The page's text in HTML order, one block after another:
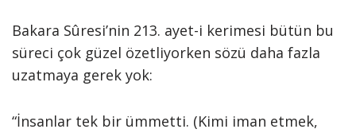
Bakara Sûresi’nin 213. ayet-i kerimesi bütün bu
süreci çok güzel özetliyorken sözü daha fazla
uzatmaya gerek yok:
“İnsanlar tek bir ümmetti. (Kimi iman etmek,